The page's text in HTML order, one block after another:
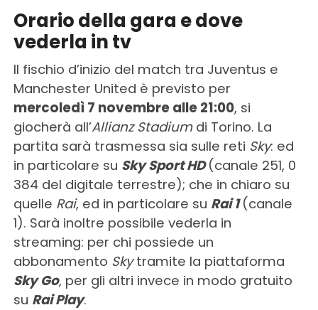
Orario della gara e dove
vederla in tv
Il fischio d’inizio del match tra Juventus e
Manchester United è previsto per
mercoledì 7 novembre alle 21:00, si
giocherà all’Allianz Stadiumdi Torino. La
partita sarà trasmessa sia sulle reti Sky: ed
in particolare su Sky Sport HD (canale 251, 0
384 del digitale terrestre); che in chiaro su
quelle Rai, ed in particolare su Rai 1 (canale
1). Sarà inoltre possibile vederla in
streaming: per chi possiede un
abbonamento Skytramite la piattaforma
Sky Go, per gli altri invece in modo gratuito
su Rai Play.